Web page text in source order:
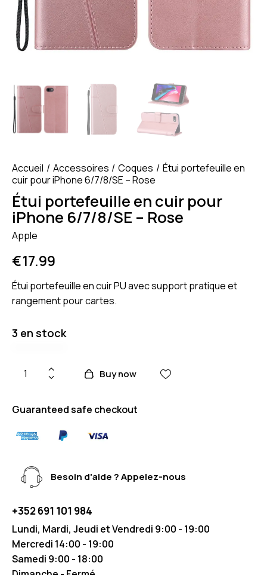
Accueil Accessoires Coques
Étui portefeuille en
cuir pour iPhone 6/7/8/SE – Rose
Étui portefeuille en cuir pour
iPhone 6/7/8/SE – Rose
Apple
€17.99
Étui portefeuille en cuir PU avec support pratique et
rangement pour cartes.
3 en stock
Buy now
Guaranteed safe checkout
Besoin d'aide ? Appelez-nous
+352 691 101 984
Lundi, Mardi, Jeudi et Vendredi 9:00 - 19:00
Mercredi 14:00 - 19:00
Samedi 9:00 - 18:00